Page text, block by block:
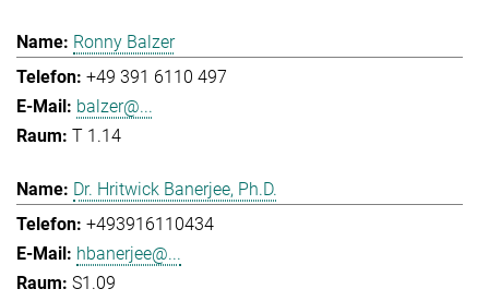
Ronny Balzer
+49 391 6110 497
balzer@...
T 1.14
Dr. Hritwick Banerjee, Ph.D.
+493916110434
hbanerjee@...
S1.09